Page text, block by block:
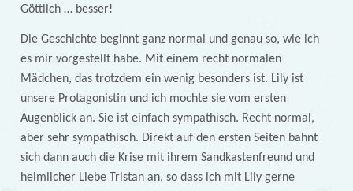
Göttlich … besser!
Die Geschichte beginnt ganz normal und genau so, wie ich
es mir vorgestellt habe. Mit einem recht normalen
Mädchen, das trotzdem ein wenig besonders ist. Lily ist
unsere Protagonistin und ich mochte sie vom ersten
Augenblick an. Sie ist einfach sympathisch. Recht normal,
aber sehr sympathisch. Direkt auf den ersten Seiten bahnt
sich dann auch die Krise mit ihrem Sandkastenfreund und
heimlicher Liebe Tristan an, so dass ich mit Lily gerne